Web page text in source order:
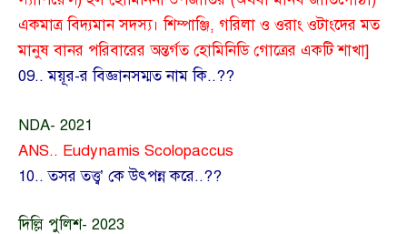
একমাত্র বিদ্যমান সদস্য। শিম্পাঞ্জি, গরিলা ও ওরাং ওটাংদের মত
মানুষ বানর পরিবারের অন্তর্গত হোমিনিডি গোত্রের একটি শাখা]
09.. ময়ূর-র বিজ্ঞানসম্মত নাম কি..??
NDA- 2021
ANS.. Eudynamis Scolopaccus
10.. তসর তত্ত্ব’ কে উৎপন্ন করে..??
দিল্লি পুলিশ- 2023